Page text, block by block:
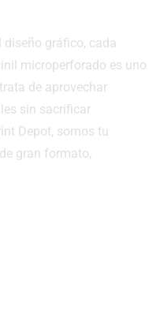
gráfico, cada
microperforado es uno
de aprovechar
sin sacrificar
Depot, somos tu
gran formato,